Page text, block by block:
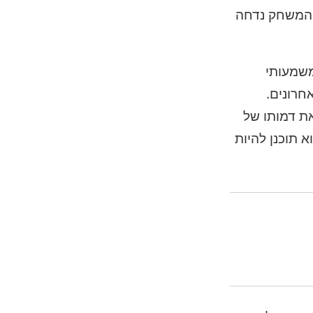
המשחק נדחה
האימתני 47, נחשב לכותר משמעותי
דמותו של
תוכנן להיות